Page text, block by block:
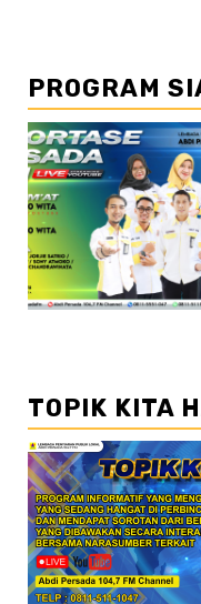
PROGRAM
//2
TOPIK KITA